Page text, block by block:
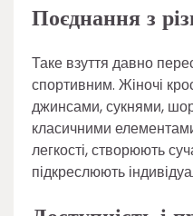
Поєднання з
Таке взуття давно
спортивним. Жіночі
джинсами, сукнями,
класичними
легкості, створюють
підкреслюють